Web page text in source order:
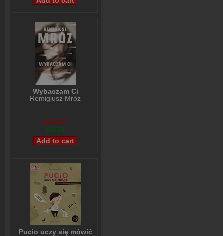
Wybaczam Ci
Remigiusz Mróz
$12,99
$9,99
Pucio uczy się mówić